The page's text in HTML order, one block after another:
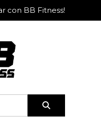
con BB Fitness!